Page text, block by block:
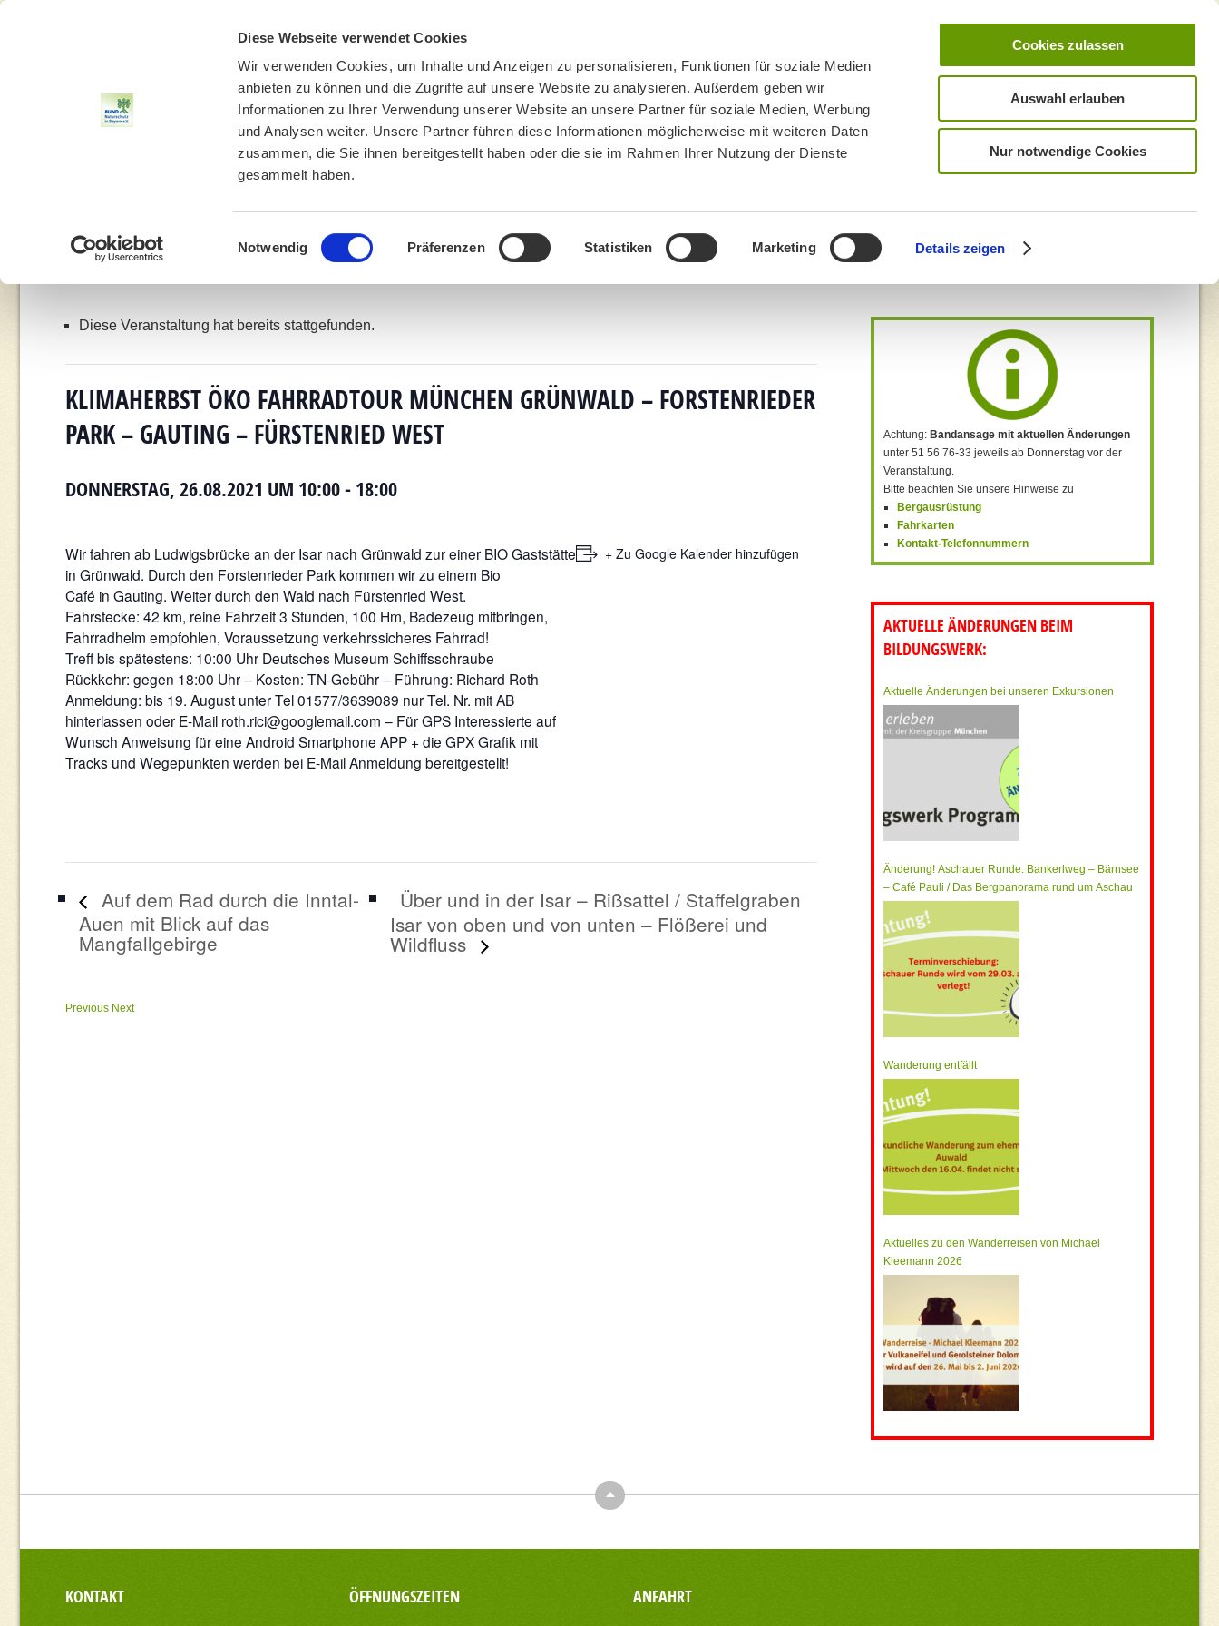
Diese Webseite verwendet Cookies
Wir verwenden Cookies, um Inhalte und Anzeigen zu personalisieren, Funktionen für soziale Medien
anbieten zu können und die Zugriffe auf unsere Website zu analysieren. Außerdem geben wir
Informationen zu Ihrer Verwendung unserer Website an unsere Partner für soziale Medien, Werbung
und Analysen weiter. Unsere Partner führen diese Informationen möglicherweise mit weiteren Daten
zusammen, die Sie ihnen bereitgestellt haben oder die sie im Rahmen Ihrer Nutzung der Dienste
gesammelt haben.
Einwilligungsauswahl
Notwendig Präferenzen Statistiken Marketing Details zeigen
Cookies zulassen
Auswahl erlauben
Nur notwendige Cookies
UMWELTBILDUNG UMWELTBERATUNG BN MÜNCHEN MITMACHEN SPENDEN
You are here: Home Veranstaltungen » Klimaherbst Öko Fahrradtour München Grünwald – Forstenrieder Park – Gauting – Fürstenried West
Diese Veranstaltung hat bereits stattgefunden.
KLIMAHERBST ÖKO FAHRRADTOUR MÜNCHEN GRÜNWALD – FORSTENRIEDER
PARK – GAUTING – FÜRSTENRIED WEST
DONNERSTAG, 26.08.2021 UM 10:00- 18:00
Wir fahren ab Ludwigsbrücke an der Isar nach Grünwald zur einer BIO Gaststätte
in Grünwald. Durch den Forstenrieder Park kommen wir zu einem Bio
Café in Gauting. Weiter durch den Wald nach Fürstenried West.
Fahrstecke: 42 km, reine Fahrzeit 3 Stunden, 100 Hm, Badezeug mitbringen,
Fahrradhelm empfohlen, Voraussetzung verkehrssicheres Fahrrad!
Treff bis spätestens: 10:00 Uhr Deutsches Museum Schiffsschraube
Rückkehr: gegen 18:00 Uhr – Kosten: TN-Gebühr – Führung: Richard Roth
Anmeldung: bis 19. August unter Tel 01577/3639089 nur Tel. Nr. mit AB
hinterlassen oder E-Mail roth.rici@googlemail.com – Für GPS Interessierte auf
Wunsch Anweisung für eine Android Smartphone APP + die GPX Grafik mit
Tracks und Wegepunkten werden bei E-Mail Anmeldung bereitgestellt!
+ Zu Google Kalender hinzufügen
Auf dem Rad durch die Inntal-
Auen mit Blick auf das
Mangfallgebirge
Über und in der Isar – Rißsattel / Staffelgraben
Isar von oben und von unten – Flößerei und
Wildfluss
Previous Next
Achtung: Bandansage mit aktuellen Änderungen
unter 51 56 76-33 jeweils ab Donnerstag vor der
Veranstaltung.
Bitte beachten Sie unsere Hinweise zu
Bergausrüstung
Fahrkarten
Kontakt-Telefonnummern
AKTUELLE ÄNDERUNGEN BEIM
BILDUNGSWERK:
Aktuelle Änderungen bei unseren Exkursionen
Änderung! Aschauer Runde: Bankerlweg – Bärnsee
– Café Pauli / Das Bergpanorama rund um Aschau
Wanderung entfällt
Aktuelles zu den Wanderreisen von Michael
Kleemann 2026
Top
KONTAKT ÖFFNUNGSZEITEN ANFAHRT